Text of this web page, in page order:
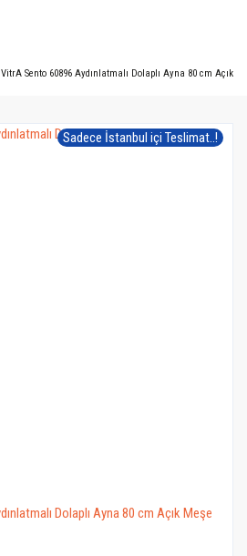
VitrA Sento 60896 Aydınlatmalı Dolaplı Ayna 80 cm Açık
Sadece İstanbul içi Teslimat..!